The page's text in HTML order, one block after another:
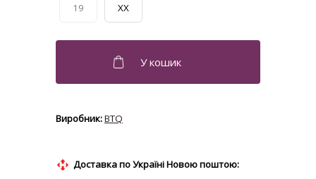
19 XX
BTQ
Доставка по Україні Новою поштою: